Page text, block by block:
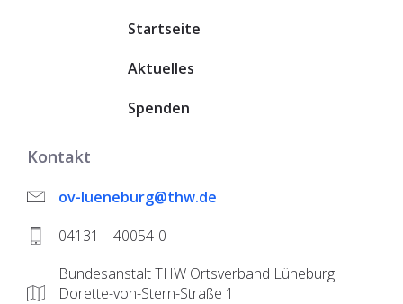
Startseite
Aktuelles
Spenden
Kontakt
ov-lueneburg@thw.de
04131 – 40054-0
Bundesanstalt THW Ortsverband Lüneburg
Dorette-von-Stern-Straße 1